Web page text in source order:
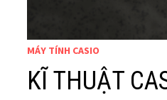
MÁY TÍNH CASIO
KĨ THUẬT